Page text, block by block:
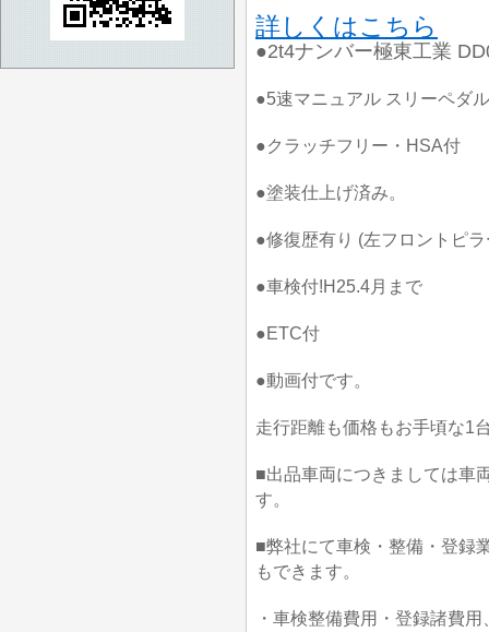
詳しくはこちら
●2t4ナンバー極東工業
●5速マニュアル スリーペダル
●クラッチフリー・HSA付
●塗装仕上げ済み。
●修復歴有り (左フロントピ
●車検付!H25.4月まで
●ETC付
●動画付です。
走行距離も価格もお手頃な1
■出品車両につきましては車
す。
■弊社にて車検・整備・登録
もできます。
・車検整備費用・登録諸費